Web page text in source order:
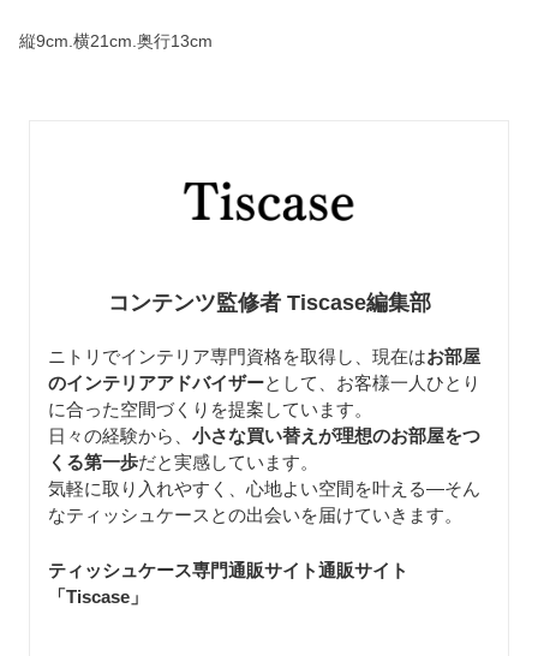
縦9cm.横21cm.奥行13cm
コンテンツ監修者 Tiscase編集部
ニトリでインテリア専門資格を取得し、現在はお部屋
のインテリアアドバイザーとして、お客様一人ひとり
に合った空間づくりを提案しています。
日々の経験から、 小さな買い替えが理想のお部屋をつ
くる第一歩だと実感しています。
気軽に取り入れやすく、心地よい空間を叶える—そん
なティッシュケースとの出会いを届けていきます。
ティッシュケース専門通販サイト通販サイト
「Tiscase 」